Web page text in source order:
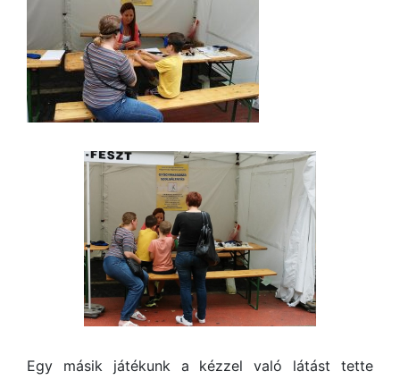
Egy másik játékunk a kézzel való látást tette